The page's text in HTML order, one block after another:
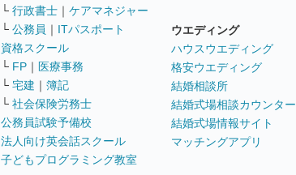
└ 行政書士 ｜ ケアマネジャー
└ 公務員 ｜ ITパスポート
資格スクール
└ FP ｜ 医療事務
└ 宅建 ｜ 簿記
└ 社会保険労務士
公務員試験予備校
法人向け英会話スクール
子どもプログラミング教室
ウエディング
ハウスウエディング
格安ウエディング
結婚相談所
結婚式場相談カウンター
結婚式場情報サイト
マッチングアプリ